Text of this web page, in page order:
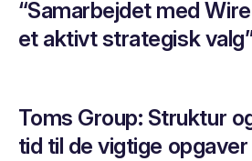
“Samarbejdet med
et aktivt strategisk
Toms Group: Struktur
tid til de vigtige opgaver